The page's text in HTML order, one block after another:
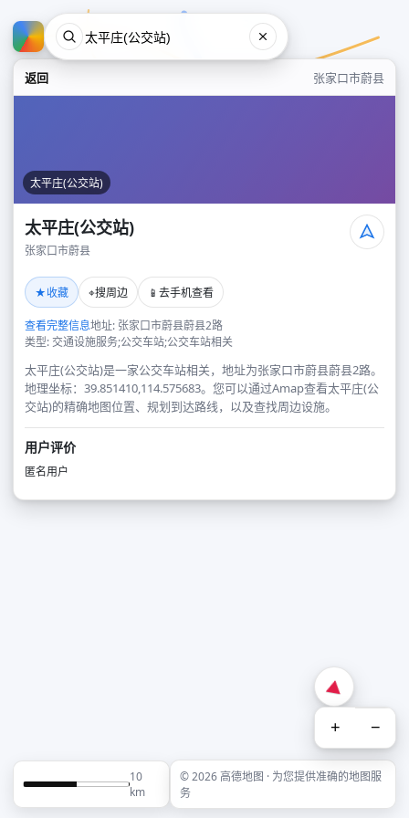
返回 张家口市蔚县
太平庄(公交站)
太平庄(公交站)
张家口市蔚县
★收藏 ⌖搜周边 📱 去手机查看
查看完整信息地址: 张家口市蔚县蔚县2路
类型: 交通设施服务;公交车站;公交车站相关
太平庄(公交站)是一家公交车站相关，地址为张家口市蔚县蔚县2路。
地理坐标：39.851410,114.575683。您可以通过Amap查看太平庄(公
交站)的精确地图位置、规划到达路线，以及查找周边设施。
用户评价
匿名用户
+ −
10
km
© 2026 高德地图 · 为您提供准确的地图服
务